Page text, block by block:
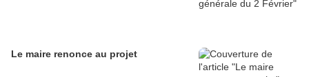
Le maire renonce au projet